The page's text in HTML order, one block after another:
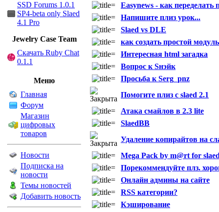
SSD Forums 1.0.1
SP4-beta only Slaed
4.1 Pro
Jewelry Сase Team
Скачать Ruby Chat
0.1.1
Меню
Главная
Форум
Магазин
цифровых
товаров
Новости
Подписка на
новости
Темы новостей
Добавить новость
Easynews - как переделать
Напишите плиз урок...
Slaed vs DLE
как создать простой
Интересная html загадка
Вопрос к Sнэйк
Просьба к Serg_pnz
Помогите плиз с slaed 2.1
Атака смайлов в 2.3 lite
SlaedBB
Удаление копирайтов на
Mega Pack by m@rt for
Порекоммендуйте плз.
Онлайн админы на сайте
RSS категории?
Кэширование